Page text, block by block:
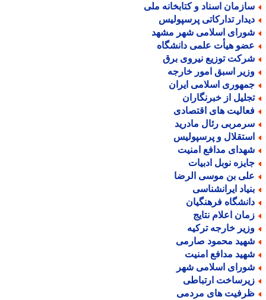
اسناد و کتابخانه ملی
تدارکاتی پرسپولیس
اسلامی شهر مشهد
هیأت علمی دانشگاه
توزیع نیروی برق
اسبق امور خارجه
اسلامی ایران
از خبرنگاران
های اقتصادی
رئال مادرید
و پرسپولیس
مدافع امنیت
نوبل ادبیات
بن موسی الرضا
ایرانشناسی
فرهنگیان
اعلام نتایج
خارجه ترکیه
محمود صارمی
مدافع امنیت
اسلامی شهر
ارتباطی
های مردمی